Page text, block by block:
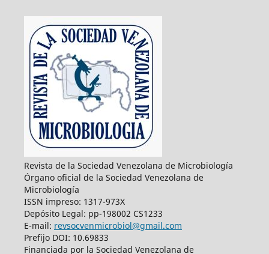
Revista de la Sociedad Venezolana de Microbiología
Órgano oficial de la Sociedad Venezolana de
Microbiología
ISSN impreso: 1317-973X
Depósito Legal: pp-198002 CS1233
E-mail: revsocvenmicrobiol@gmail.com
Prefijo DOI: 10.69833
Financiada por la Sociedad Venezolana de